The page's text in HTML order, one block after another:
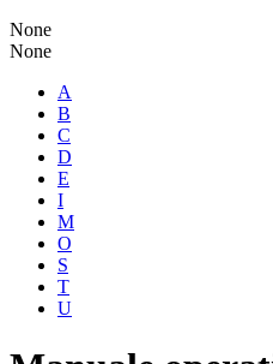
None
None
A
B
C
D
E
I
M
O
S
T
U